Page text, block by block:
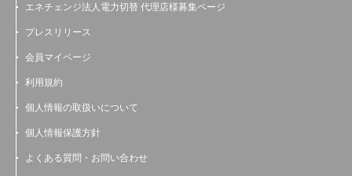
エネチェンジ法人電力切替 代理店様募集ページ
プレスリリース
会員マイページ
利用規約
個人情報の取扱いについて
個人情報保護方針
よくある質問・お問い合わせ